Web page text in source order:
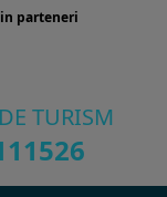
parteneri
TURISM